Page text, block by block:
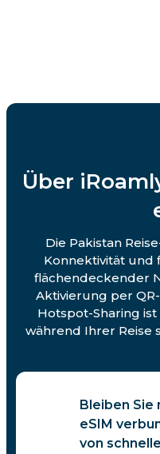
Über
Die Pakistan
Konnektivität und
flächendeckender
Aktivierung per
Hotspot-Sharing
während Ihrer Reise
Bleiben Sie
eSIM
von